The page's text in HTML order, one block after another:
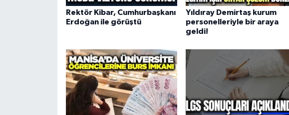
Rektör Kibar, Cumhurbaşkanı
Erdoğan ile görüştü
Yıldıray Demirtaş kurum
personelleriyle bir araya
geldi!